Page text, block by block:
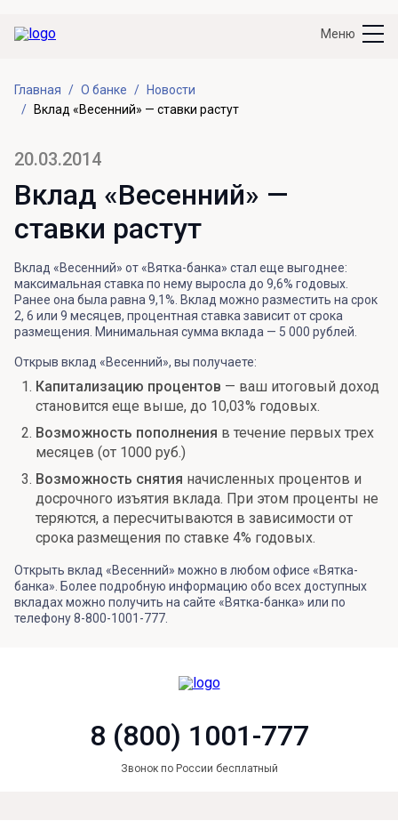
Меню
Главная О банке
Новости
Вклад «Весенний» — ставки растут
20.03.2014
Вклад «Весенний» —
ставки растут
Вклад «Весенний» от «Вятка-банка» стал еще выгоднее:
максимальная ставка по нему выросла до 9,6% годовых.
Ранее она была равна 9,1%. Вклад можно разместить на срок
2, 6 или 9 месяцев, процентная ставка зависит от срока
размещения. Минимальная сумма вклада — 5 000 рублей.
Открыв вклад «Весенний», вы получаете:
Капитализацию процентов — ваш итоговый доход
становится еще выше, до 10,03% годовых.
Возможность пополнения в течение первых трех
месяцев (от 1000 руб.)
Возможность снятия начисленных процентов и
досрочного изъятия вклада. При этом проценты не
теряются, а пересчитываются в зависимости от
срока размещения по ставке 4% годовых.
Открыть вклад «Весенний» можно в любом офисе «Вятка-
банка». Более подробную информацию обо всех доступных
вкладах можно получить на сайте «Вятка-банка» или по
телефону 8-800-1001-777.
8 (800) 1001-777
Звонок по России бесплатный